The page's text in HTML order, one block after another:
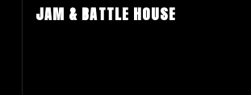
JAM & BATTLE HOUSE